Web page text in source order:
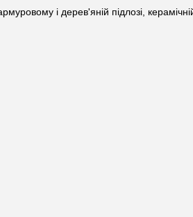
і дерев'яній підлозі,